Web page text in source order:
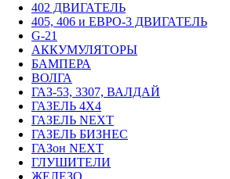
402 ДВИГАТЕЛЬ
405, 406 и ЕВРО-3 ДВИГАТЕЛЬ
G-21
АККУМУЛЯТОРЫ
БАМПЕРА
ВОЛГА
ГАЗ-53, 3307, ВАЛДАЙ
ГАЗЕЛЬ 4Х4
ГАЗЕЛЬ NEXT
ГАЗЕЛЬ БИЗНЕС
ГАЗон NEXT
ГЛУШИТЕЛИ
ЖЕЛЕЗО